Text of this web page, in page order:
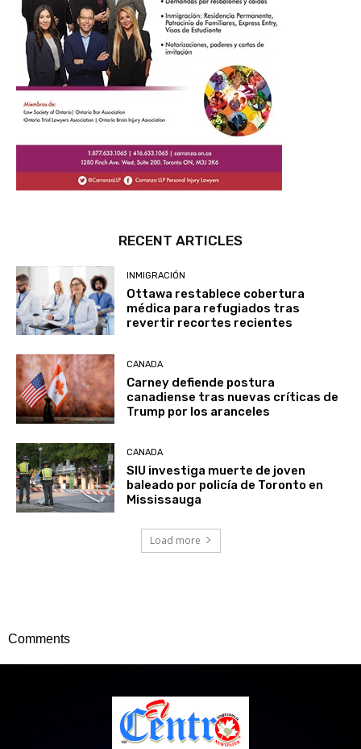
RECENT ARTICLES
INMIGRACIÓN
Ottawa restablece cobertura
médica para refugiados tras
revertir recortes recientes
CANADA
Carney defiende postura
canadiense tras nuevas críticas de
Trump por los aranceles
CANADA
SIU investiga muerte de joven
baleado por policía de Toronto en
Mississauga
Load more
Comments